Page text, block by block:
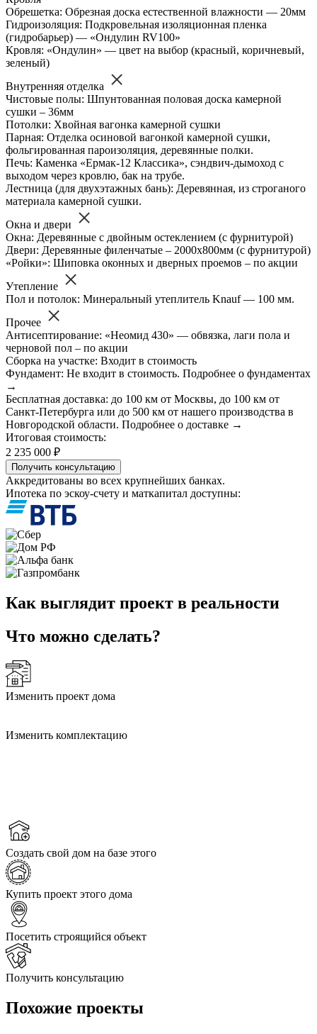
Обрешетка: Обрезная доска естественной влажности — 20мм
Гидроизоляция: Подкровельная изоляционная пленка
(гидробарьер) — «Ондулин RV100»
Кровля: «Ондулин» — цвет на выбор (красный, коричневый,
зеленый)
Внутренняя отделка
Чистовые полы: Шпунтованная половая доска камерной
сушки – 36мм
Потолки: Хвойная вагонка камерной сушки
Парная: Отделка осиновой вагонкой камерной сушки,
фольгированная пароизоляция, деревянные полки.
Печь: Каменка «Ермак-12 Классика», сэндвич-дымоход с
выходом через кровлю, бак на трубе.
Лестница (для двухэтажных бань): Деревянная, из строганого
материала камерной сушки.
Окна и двери
Окна: Деревянные с двойным остеклением (с фурнитурой)
Двери: Деревянные филенчатые – 2000х800мм (с фурнитурой)
«Ройки»: Шиповка оконных и дверных проемов – по акции
Утепление
Пол и потолок: Минеральный утеплитель Knauf — 100 мм.
Прочее
Антисептирование: «Неомид 430» — обвязка, лаги пола и
черновой пол – по акции
Сборка на участке: Входит в стоимость
Фундамент: Не входит в стоимость. Подробнее о фундаментах
→
Бесплатная доставка: до 100 км от Москвы, до 100 км от
Санкт-Петербурга или до 500 км от нашего производства в
Новгородской области. Подробнее о доставке →
Итоговая стоимость:
2 235 000 ₽
Получить консультацию
Аккредитованы во всех крупнейших банках.
Ипотека по эскоу-счету и маткапитал доступны:
Как выглядит проект в реальности
Что можно сделать?
Изменить проект дома
Изменить комплектацию
Создать свой дом на базе этого
Купить проект этого дома
Посетить строящийся объект
Получить консультацию
Похожие проекты